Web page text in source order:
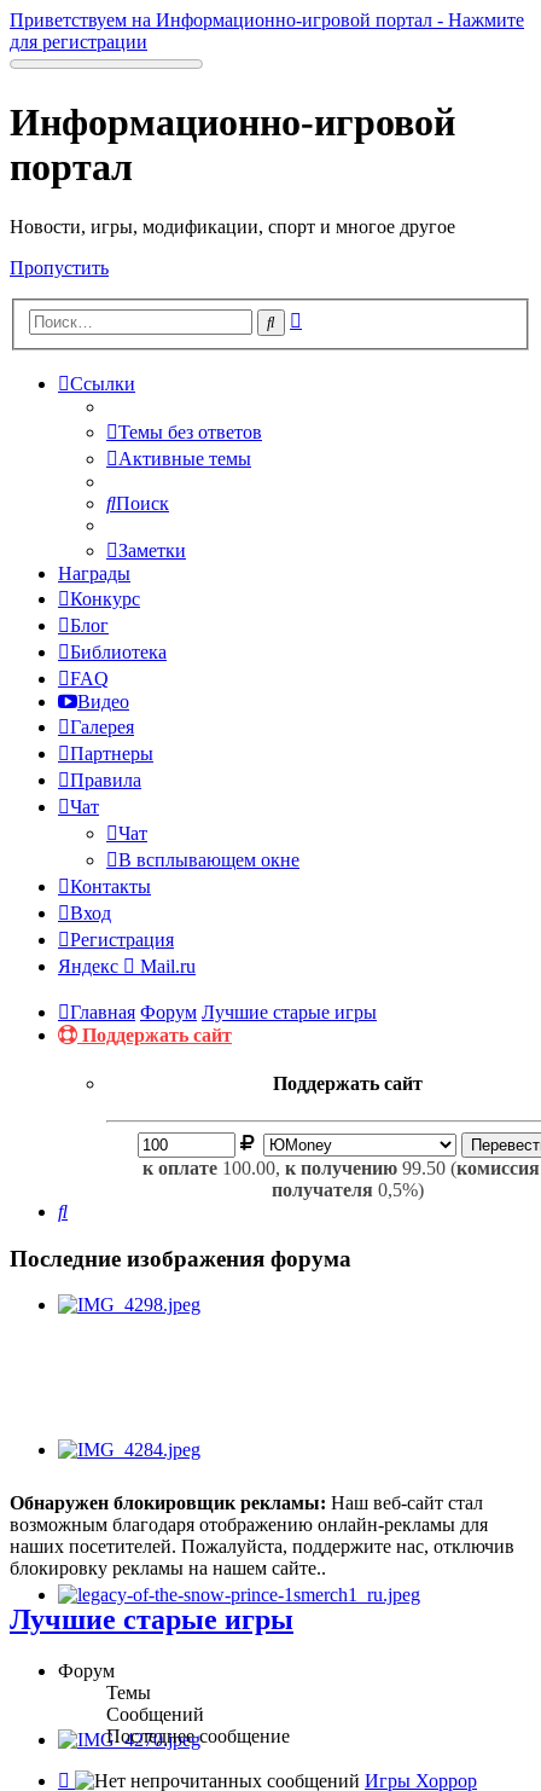
Приветствуем на Информационно-игровой портал - Нажмите
для регистрации
Информационно-игровой
портал
Новости, игры, модификации, спорт и многое другое
Пропустить
Поиск
Ссылки
Темы без ответов
Активные темы
Поиск
Заметки
Награды
Конкурс
Блог
Библиотека
FAQ
Видео
Галерея
Партнеры
Правила
Чат
Чат
В всплывающем окне
Контакты
Вход
Регистрация
Яндекс
Mail.ru
Главная Форум Лучшие старые игры
Поддержать сайт
Поддержать сайт
к оплате 100.00, к получению 99.50 (
получателя 0,5%)
Поиск
Последние изображения форума
Обнаружен блокировщик рекламы: Наш веб-сайт стал
возможным благодаря отображению онлайн-рекламы для
наших посетителей. Пожалуйста, поддержите нас, отключив
блокировку рекламы на нашем сайте..
Лучшие старые игры
Форум
Темы
Сообщений
Последнее сообщение
Канал
Игры Хоррор